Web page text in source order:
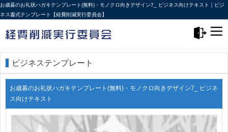
お歳暮のお礼状ハガキテンプレート(無料)・モノクロ向きデザイン7_ ビジネス向けテキスト｜ビジ
ネス書式テンプレート【経費削減実行委員会】
ビジネステンプレート
お歳暮のお礼状ハガキテンプレート(無料)・モノクロ向きデザイン7_ ビジネ
ス向けテキスト